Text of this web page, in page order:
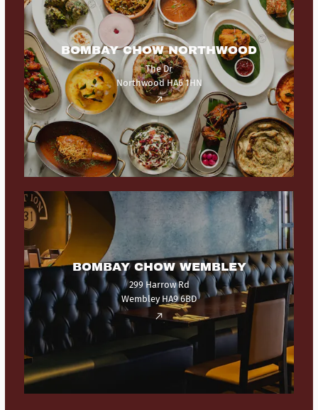
BOMBAY CHOW NORTHWOOD
The Dr
Northwood HA6 1HN
BOMBAY CHOW WEMBLEY
299 Harrow Rd
Wembley HA9 6BD